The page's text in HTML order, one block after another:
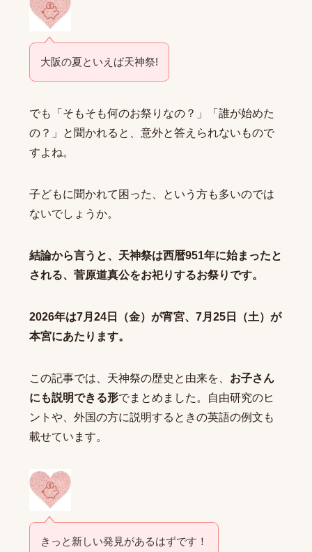
大阪の夏といえば天神祭!
でも「そもそも何のお祭りなの？」「誰が始めた
の？」と聞かれると、意外と答えられないもので
すよね。
子どもに聞かれて困った、という方も多いのでは
ないでしょうか。
結論から言うと、天神祭は西暦951年に始まったと
される、菅原道真公をお祀りするお祭りです。
2026年は7月24日（金）が宵宮、7月25日（土）が
本宮にあたります。
この記事では、天神祭の歴史と由来を、 お子さん
にも説明できる形でまとめました。自由研究のヒ
ントや、外国の方に説明するときの英語の例文も
載せています。
きっと新しい発見があるはずです！